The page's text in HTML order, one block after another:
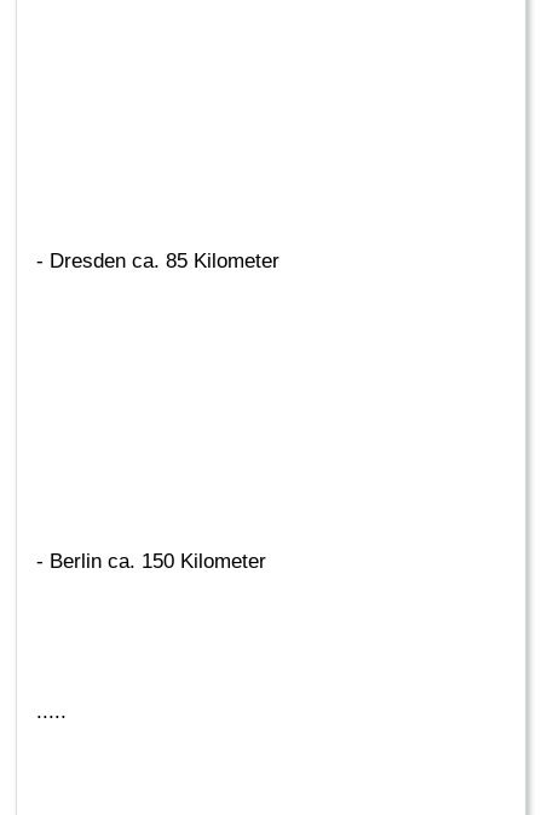
- Dresden ca. 85 Kilometer
- Berlin ca. 150 Kilometer
.....